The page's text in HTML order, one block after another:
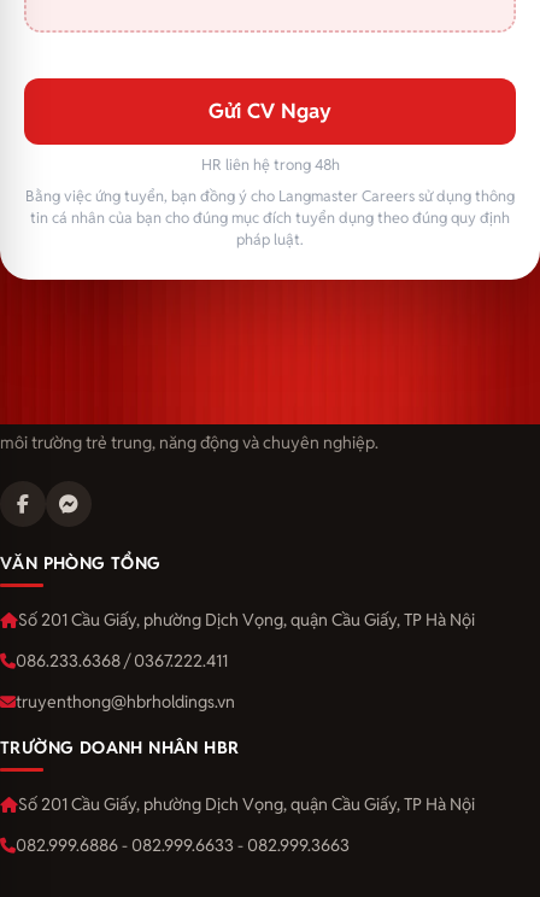
Gửi CV Ngay
HR liên hệ trong 48h
Bằng việc ứng tuyển, bạn đồng ý cho Langmaster Careers sử dụng thông
tin cá nhân của bạn cho đúng mục đích tuyển dụng theo đúng quy định
pháp luật.
môi trường trẻ trung, năng động và chuyên nghiệp.
VĂN PHÒNG TỔNG
Số 201 Cầu Giấy, phường Dịch Vọng, quận Cầu Giấy, TP Hà Nội
086.233.6368 / 0367.222.411
truyenthong@hbrholdings.vn
TRƯỜNG DOANH NHÂN HBR
Số 201 Cầu Giấy, phường Dịch Vọng, quận Cầu Giấy, TP Hà Nội
082.999.6886 - 082.999.6633 - 082.999.3663